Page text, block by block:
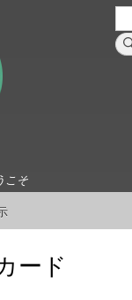
検
索
こそ
ード